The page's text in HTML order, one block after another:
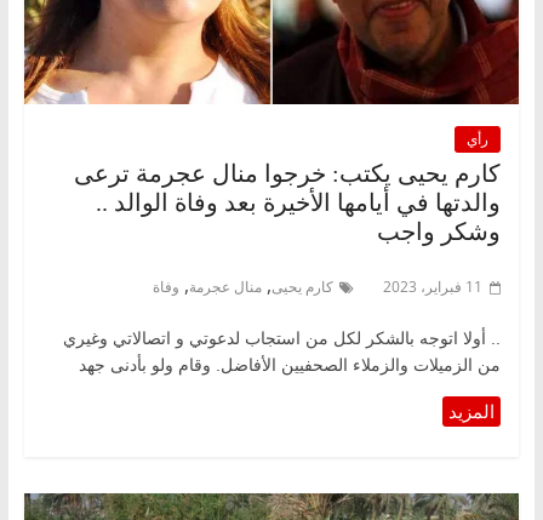
رأي
كارم يحيى يكتب: خرجوا منال عجرمة ترعى
والدتها في أيامها الأخيرة بعد وفاة الوالد ..
وشكر واجب
11 فبراير، 2023 كارم يحيى, منال عجرمة, وفاة
.. أولا اتوجه بالشكر لكل من استجاب لدعوتي و اتصالاتي وغيري
من الزميلات والزملاء الصحفيين الأفاضل. وقام ولو بأدنى جهد